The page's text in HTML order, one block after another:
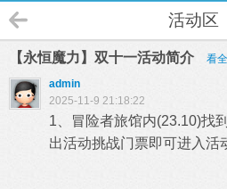
活动区
【永恒魔力】双十一活动简介
看
admin
2025-11-9 21:18:22
1、冒险者旅馆内(23.10)找
出活动挑战门票即可进入活